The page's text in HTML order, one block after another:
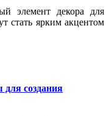
элемент декора для
стать ярким акцентом
создания